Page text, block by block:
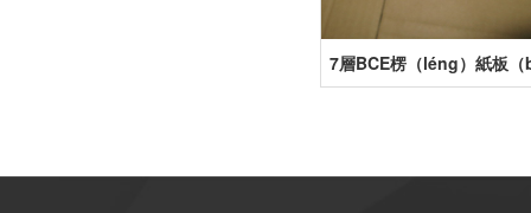
7層BCE楞（léng）紙板